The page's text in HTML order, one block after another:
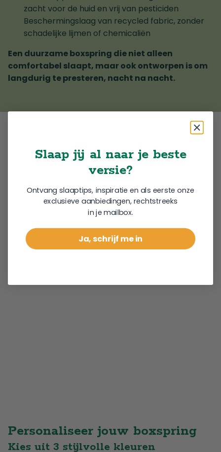
zacht voor de huid en vrij van pesticiden
Beschermingslaag van recycled fabric, zonder
schadelijke lijmen of chemicaliën
Een duurzame boxspring die niet alleen
comfortabel slaapt, maar ook ontworpen is om
langdurig te presteren, nacht na nacht.
Personaliseer jouw boxspring
Kies uit 3 stijlvolle kleuren
Slaap jij al naar je beste
versie?
Ontvang slaaptips, inspiratie en als eerste onze
exclusieve aanbiedingen, rechtstreeks
in je mailbox.
Ja, schrijf me in